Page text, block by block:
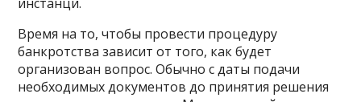
Время на то, чтобы провести процедуру
банкротства зависит от того, как будет
организован вопрос. Обычно с даты подачи
необходимых документов до принятия решения